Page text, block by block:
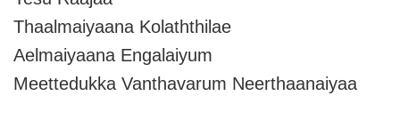
Thaalmaiyaana Kolaththilae
Aelmaiyaana Engalaiyum
Meettedukka Vanthavarum Neerthaanaiyaa